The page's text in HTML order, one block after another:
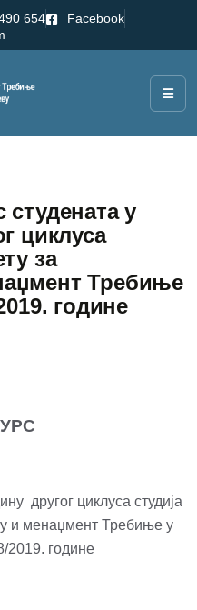
654
Facebook
у
циклуса
за
Требиње
године
другог циклуса студија
и менаџмент Требиње у
2019. године